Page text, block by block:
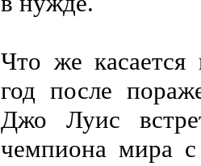
Что же касается
год после
Джо Луис
чемпиона мира